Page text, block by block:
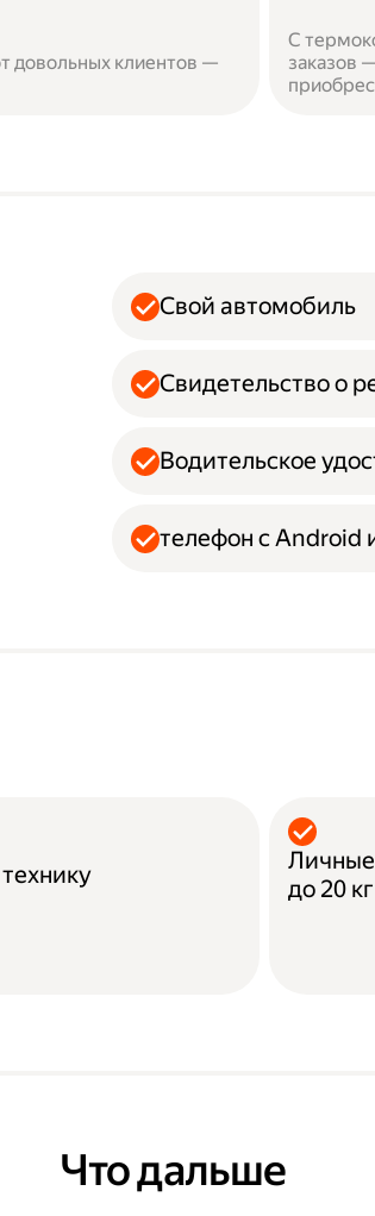
довольных клиентов —
С
заказов
Свой автомобиль
Свидетельство о
Водительское
телефон с Android
до 20 кг
Что дальше